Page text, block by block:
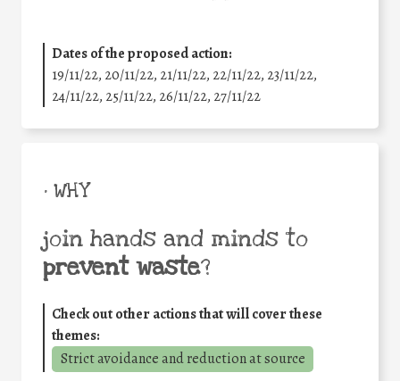
Dates of the proposed action:
19/11/22, 20/11/22, 21/11/22, 22/11/22, 23/11/22,
24/11/22, 25/11/22, 26/11/22, 27/11/22
• WHY
join hands and minds to
prevent waste?
Check out other actions that will cover these
themes:
Strict avoidance and reduction at source